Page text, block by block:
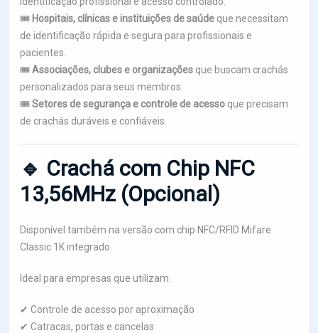
🎟 Hospitais, clínicas e instituições de saúde que necessitam
de identificação rápida e segura para profissionais e
pacientes.
🎟Associações, clubes e organizações que buscam crachás
personalizados para seus membros.
🎟Setores de segurança e controle de acesso que precisam
de crachás duráveis e confiáveis.
🔹 Crachá com Chip NFC
13,56MHz (Opcional)
Disponível também na versão com chip NFC/RFID Mifare
Classic 1K integrado.
Ideal para empresas que utilizam:
✔ Controle de acesso por aproximação
✔ Catracas, portas e cancelas